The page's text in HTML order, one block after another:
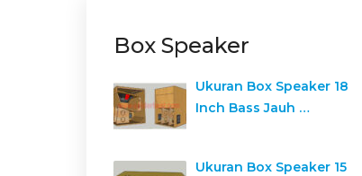
Box Speaker
Ukuran Box Speaker 18
Inch Bass Jauh …
Ukuran Box Speaker 15